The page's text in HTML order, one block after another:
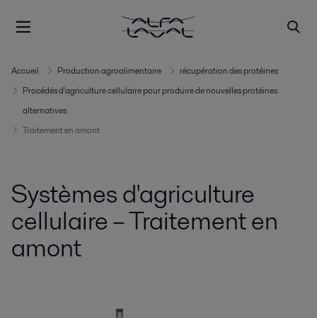
Accueil Production agroalimentaire
récupération des protéines
Procédés d'agriculture cellulaire pour produire de nouvelles protéines
alternatives
Traitement en amont
Systèmes d'agriculture
cellulaire – Traitement en
amont